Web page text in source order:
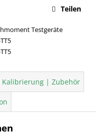
Testgeräte
Teilen
Kalibrierung | Zubehör